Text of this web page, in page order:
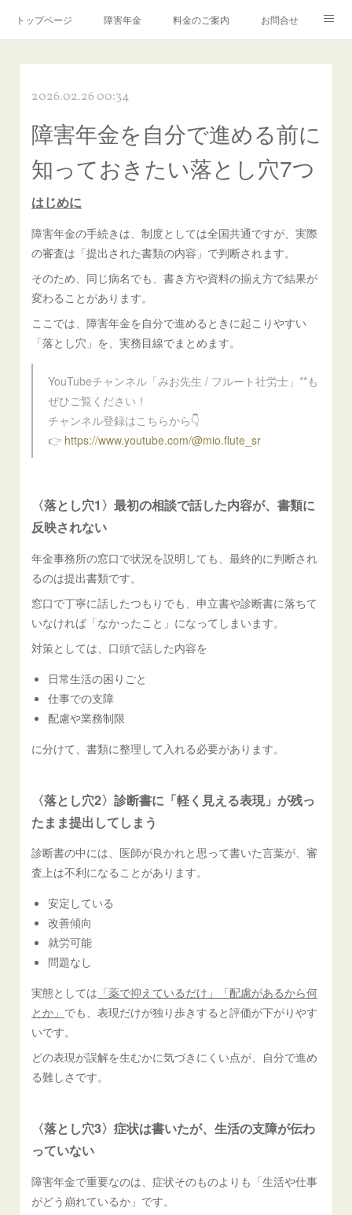
トップページ 障害年金 料金のご案内 お問合せ
2026.02.26 00:34
障害年金を自分で進める前に
知っておきたい落とし穴7つ
はじめに
障害年金の手続きは、制度としては全国共通ですが、実際
の審査は「提出された書類の内容」で判断されます。
そのため、同じ病名でも、書き方や資料の揃え方で結果が
変わることがあります。
ここでは、障害年金を自分で進めるときに起こりやすい
「落とし穴」を、実務目線でまとめます。
YouTubeチャンネル「みお先生 / フルート社労士」**も
ぜひご覧ください！
チャンネル登録はこちらから👇
👉 https://www.youtube.com/@mio.flute_sr
〈落とし穴1〉最初の相談で話した内容が、書類に
反映されない
年金事務所の窓口で状況を説明しても、最終的に判断され
るのは提出書類です。
窓口で丁寧に話したつもりでも、申立書や診断書に落ちて
いなければ「なかったこと」になってしまいます。
対策としては、口頭で話した内容を
日常生活の困りごと
仕事での支障
配慮や業務制限
に分けて、書類に整理して入れる必要があります。
〈落とし穴2〉診断書に「軽く見える表現」が残っ
たまま提出してしまう
診断書の中には、医師が良かれと思って書いた言葉が、審
査上は不利になることがあります。
安定している
改善傾向
就労可能
問題なし
実態としては 「薬で抑えているだけ」「配慮があるから何
とか」 でも、表現だけが独り歩きすると評価が下がりやす
いです。
どの表現が誤解を生むかに気づきにくい点が、自分で進め
る難しさです。
〈落とし穴3〉症状は書いたが、生活の支障が伝わ
っていない
障害年金で重要なのは、症状そのものよりも「生活や仕事
がどう崩れているか」です。